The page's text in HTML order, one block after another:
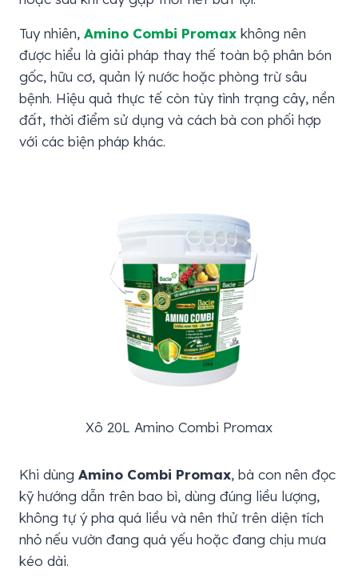
Tuy nhiên, Amino Combi Promax không nên
được hiểu là giải pháp thay thế toàn bộ phân bón
gốc, hữu cơ, quản lý nước hoặc phòng trừ sâu
bệnh. Hiệu quả thực tế còn tùy tình trạng cây, nền
đất, thời điểm sử dụng và cách bà con phối hợp
với các biện pháp khác.
Xô 20L Amino Combi Promax
Khi dùng Amino Combi Promax, bà con nên đọc
kỹ hướng dẫn trên bao bì, dùng đúng liều lượng,
không tự ý pha quá liều và nên thử trên diện tích
nhỏ nếu vườn đang quá yếu hoặc đang chịu mưa
kéo dài.